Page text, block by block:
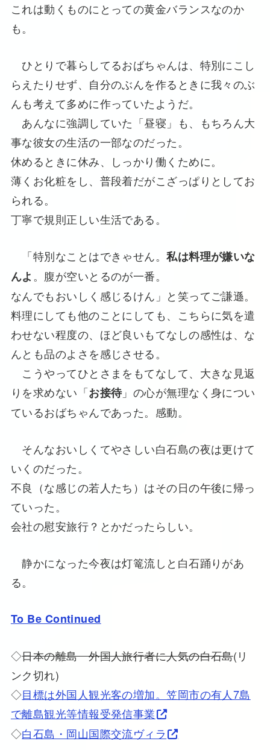
これは動くものにとっての黄金バランスなのか
も。
ひとりで暮らしてるおばちゃんは、特別にこし
らえたりせず、自分のぶんを作るときに我々のぶ
んも考えて多めに作っていたようだ。
あんなに強調していた「昼寝」も、もちろん大
事な彼女の生活の一部なのだった。
休めるときに休み、しっかり働くために。
薄くお化粧をし、普段着だがこざっぱりとしてお
られる。
丁寧で規則正しい生活である。
「特別なことはできゃせん。私は料理が嫌いな
んよ。腹が空いとるのが一番。
なんでもおいしく感じるけん」と笑ってご謙遜。
料理にしても他のことにしても、こちらに気を遣
わせない程度の、ほど良いもてなしの感性は、な
んとも品のよさを感じさせる。
こうやってひとさまをもてなして、大きな見返
りを求めない「お接待」の心が無理なく身につい
ているおばちゃんであった。感動。
そんなおいしくてやさしい白石島の夜は更けて
いくのだった。
不良（な感じの若人たち）はその日の午後に帰っ
ていった。
会社の慰安旅行？とかだったらしい。
静かになった今夜は灯篭流しと白石踊りがあ
る。
To Be Continued
◇日本の離島 外国人旅行者に人気の白石島(リ
ンク切れ)
◇目標は外国人観光客の増加。笠岡市の有人7島
で離島観光等情報受発信事業
◇白石島・岡山国際交流ヴィラ